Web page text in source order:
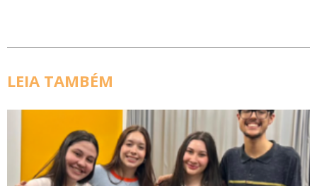
LEIA TAMBÉM